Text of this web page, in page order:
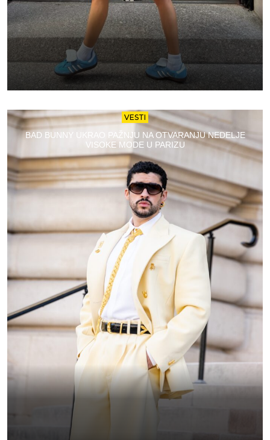
VESTI
BAD BUNNY UKRAO PAŽNJU NA OTVARANJU NEDELJE
VISOKE MODE U PARIZU